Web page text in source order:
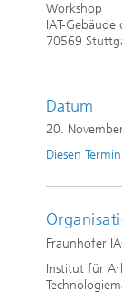
Workshop
IAT-
70569
Datum
20.
Diesen
​Fraunhofer
Institut für